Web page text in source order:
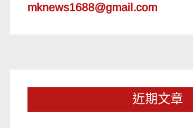
mknews1688@gmail.com
近期文章